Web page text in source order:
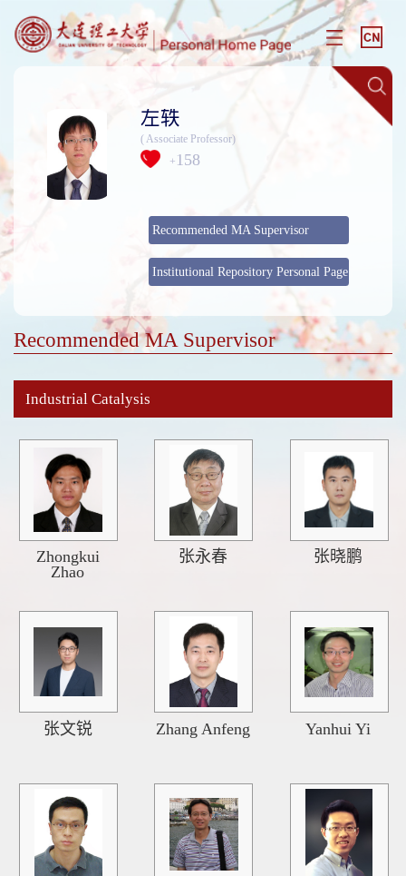
左轶
( Associate Professor)
+ 158
Recommended MA Supervisor
Institutional Repository Personal Page
Recommended MA Supervisor
Industrial Catalysis
Zhongkui
Zhao
张永春 张晓鹏
张文锐 Zhang Anfeng Yanhui Yi